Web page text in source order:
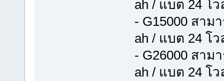
ah / แบต 24 โ
- G15000 สาม
ah / แบต 24 โ
- G26000 สาม
ah / แบต 24 โ